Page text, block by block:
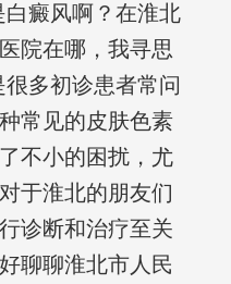
白癜风啊？在淮北
院在哪，我寻思
多初诊患者常问
常见的皮肤色素
不小的困扰，尤
于淮北的朋友们
诊断和治疗至关
聊聊淮北市人民